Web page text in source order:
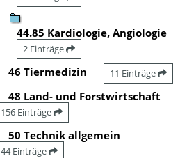
44.85 Kardiologie, Angiologie
2 Einträge
46 Tiermedizin 11 Einträge
48 Land- und Forstwirtschaft
156 Einträge
50 Technik allgemein
44 Einträge